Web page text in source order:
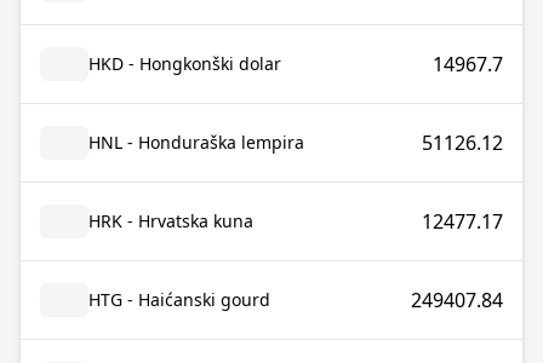
HKD - Hongkonški dolar 14967.7
HNL - Honduraška lempira 51126.12
HRK - Hrvatska kuna 12477.17
HTG - Haićanski gourd 249407.84